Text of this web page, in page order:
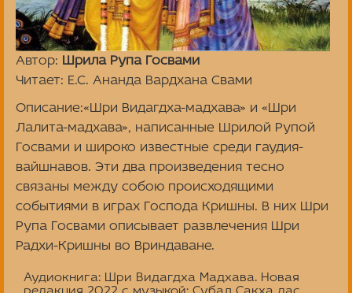
Автор: Шрила Рупа Госвами
Читает: Е.С. Ананда Вардхана Свами
Описание:«Шри Видагдха-мадхава» и «Шри
Лалита-мадхава», написанные Шрилой Рупой
Госвами и широко известные среди гаудия-
вайшнавов. Эти два произведения тесно
связаны между собою происходящими
событиями в играх Господа Кришны. В них Шри
Рупа Госвами описывает развлечения Шри
Радхи-Кришны во Вриндаване.
Аудиокнига: Шри Видагдха Мадхава. Новая